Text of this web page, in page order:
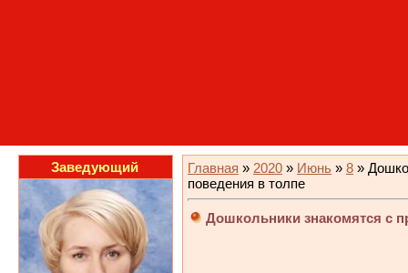
Заведующий Главная » 2020 » Июнь » 8 »
поведения в толпе
Дошкольники знакомятся с